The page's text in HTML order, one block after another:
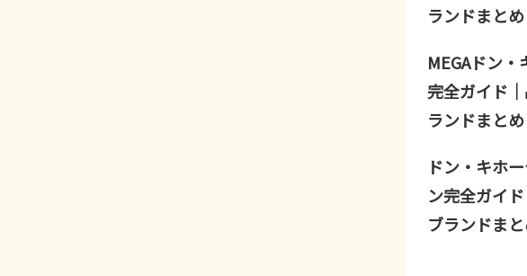
ランドまとめ
MEGAドン
完全ガイド
ランドまとめ
ドン・キホ
ン完全ガイ
ブランドま